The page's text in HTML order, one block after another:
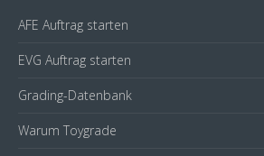
AFE Auftrag starten
EVG Auftrag starten
Grading-Datenbank
Warum Toygrade